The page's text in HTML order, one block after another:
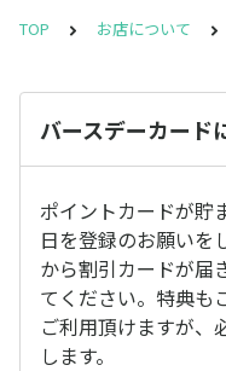
TOP お店について
バースデーカード
ポイントカードが貯
日を登録のお願いを
から割引カードが届
てください。特典も
ご利用頂けますが、
します。